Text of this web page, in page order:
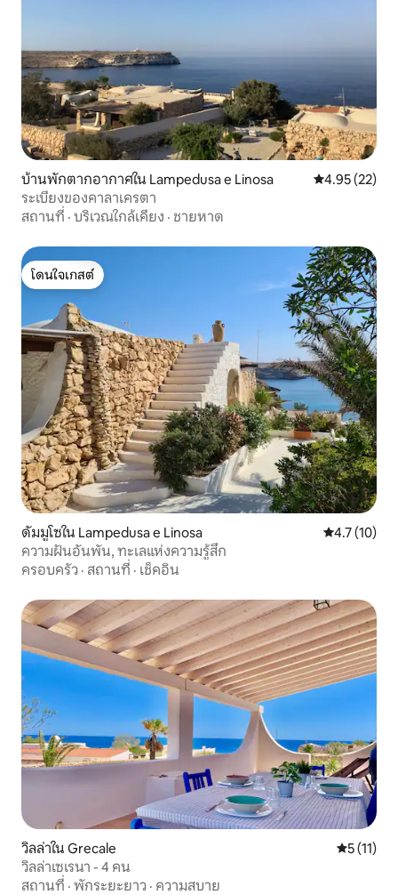
บ้านพักตากอากาศใน Lampedusa e Linosa คะแนนเฉลี่ย
4.95 (22)
ระเบียงของคาลาเครตา
สถานที่ · บริเวณใกล้เคียง · ชายหาด
โดนใจเกสต์
โดนใจเกสต์
ดัมมูโซใน Lampedusa e Linosa คะแนนเฉลี่ย
4.7 (10)
ความฝันอันพัน, ทะเลแห่งความรู้สึก
ครอบครัว · สถานที่ · เช็คอิน
วิลล่าใน Grecale คะแนนเฉ
5 (11)
วิลล่าเซเรนา - 4 คน
สถานที่ · พักระยะยาว · ความสบาย